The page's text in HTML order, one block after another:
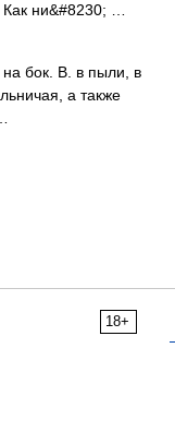
ни&#8230; …
бок. В. в пыли, в
а также
18+